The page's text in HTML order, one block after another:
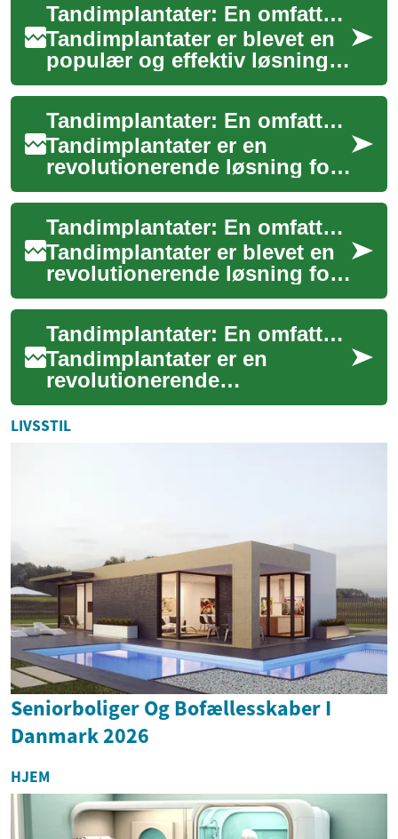
Tandimplantater: En omfattende guide til erstatning af manglende tænder
Tandimplantater er blevet en
populær og effektiv løsning
for mange mennesker, der
mangler en eller flere tænder.
Denn...
Tandimplantater: En omfattende guide til din tandsundhed
Tandimplantater er en
revolutionerende løsning for
personer, der har mistet en
eller flere tænder. Denne
innovative t...
Tandimplantater: En omfattende guide til forbedret mundtlig sundhed
Tandimplantater er blevet en
revolutionerende løsning for
personer, der har mistet en
eller flere tænder. Disse
kunst...
Tandimplantater: En omfattende guide til tandbehandling
Tandimplantater er en
revolutionerende
tandbehandling, der har
ændret måden, vi håndterer
tandtab på. Denne
LIVSSTIL
Seniorboliger Og Bofællesskaber I
Danmark 2026
HJEM